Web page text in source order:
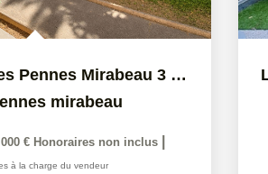
Appartement Les Pennes Mirabeau 3 pièce(s) 63 m2
mirabeau
€ Honoraires non inclus
à la charge du vendeur